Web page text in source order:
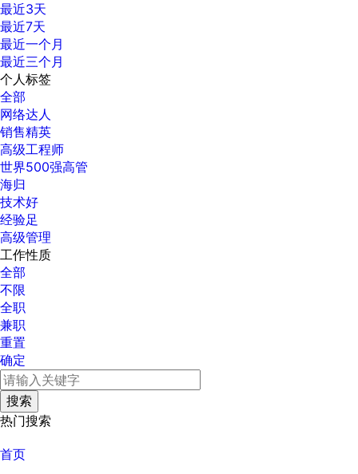
最近3天
最近7天
最近一个月
最近三个月
个人标签
全部
网络达人
销售精英
高级工程师
世界500强高管
海归
技术好
经验足
高级管理
工作性质
全部
不限
全职
兼职
重置
确定
热门搜索
首页